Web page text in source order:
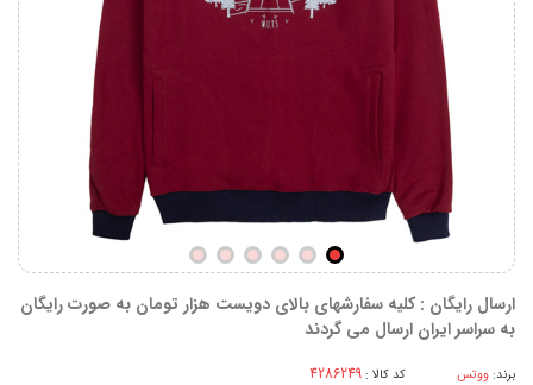
ارسال رایگان : کلیه سفارشهای بالای دویست هزار تومان به صورت رایگان
به سراسر ایران ارسال می گردند
برند: ووتس کد کالا :